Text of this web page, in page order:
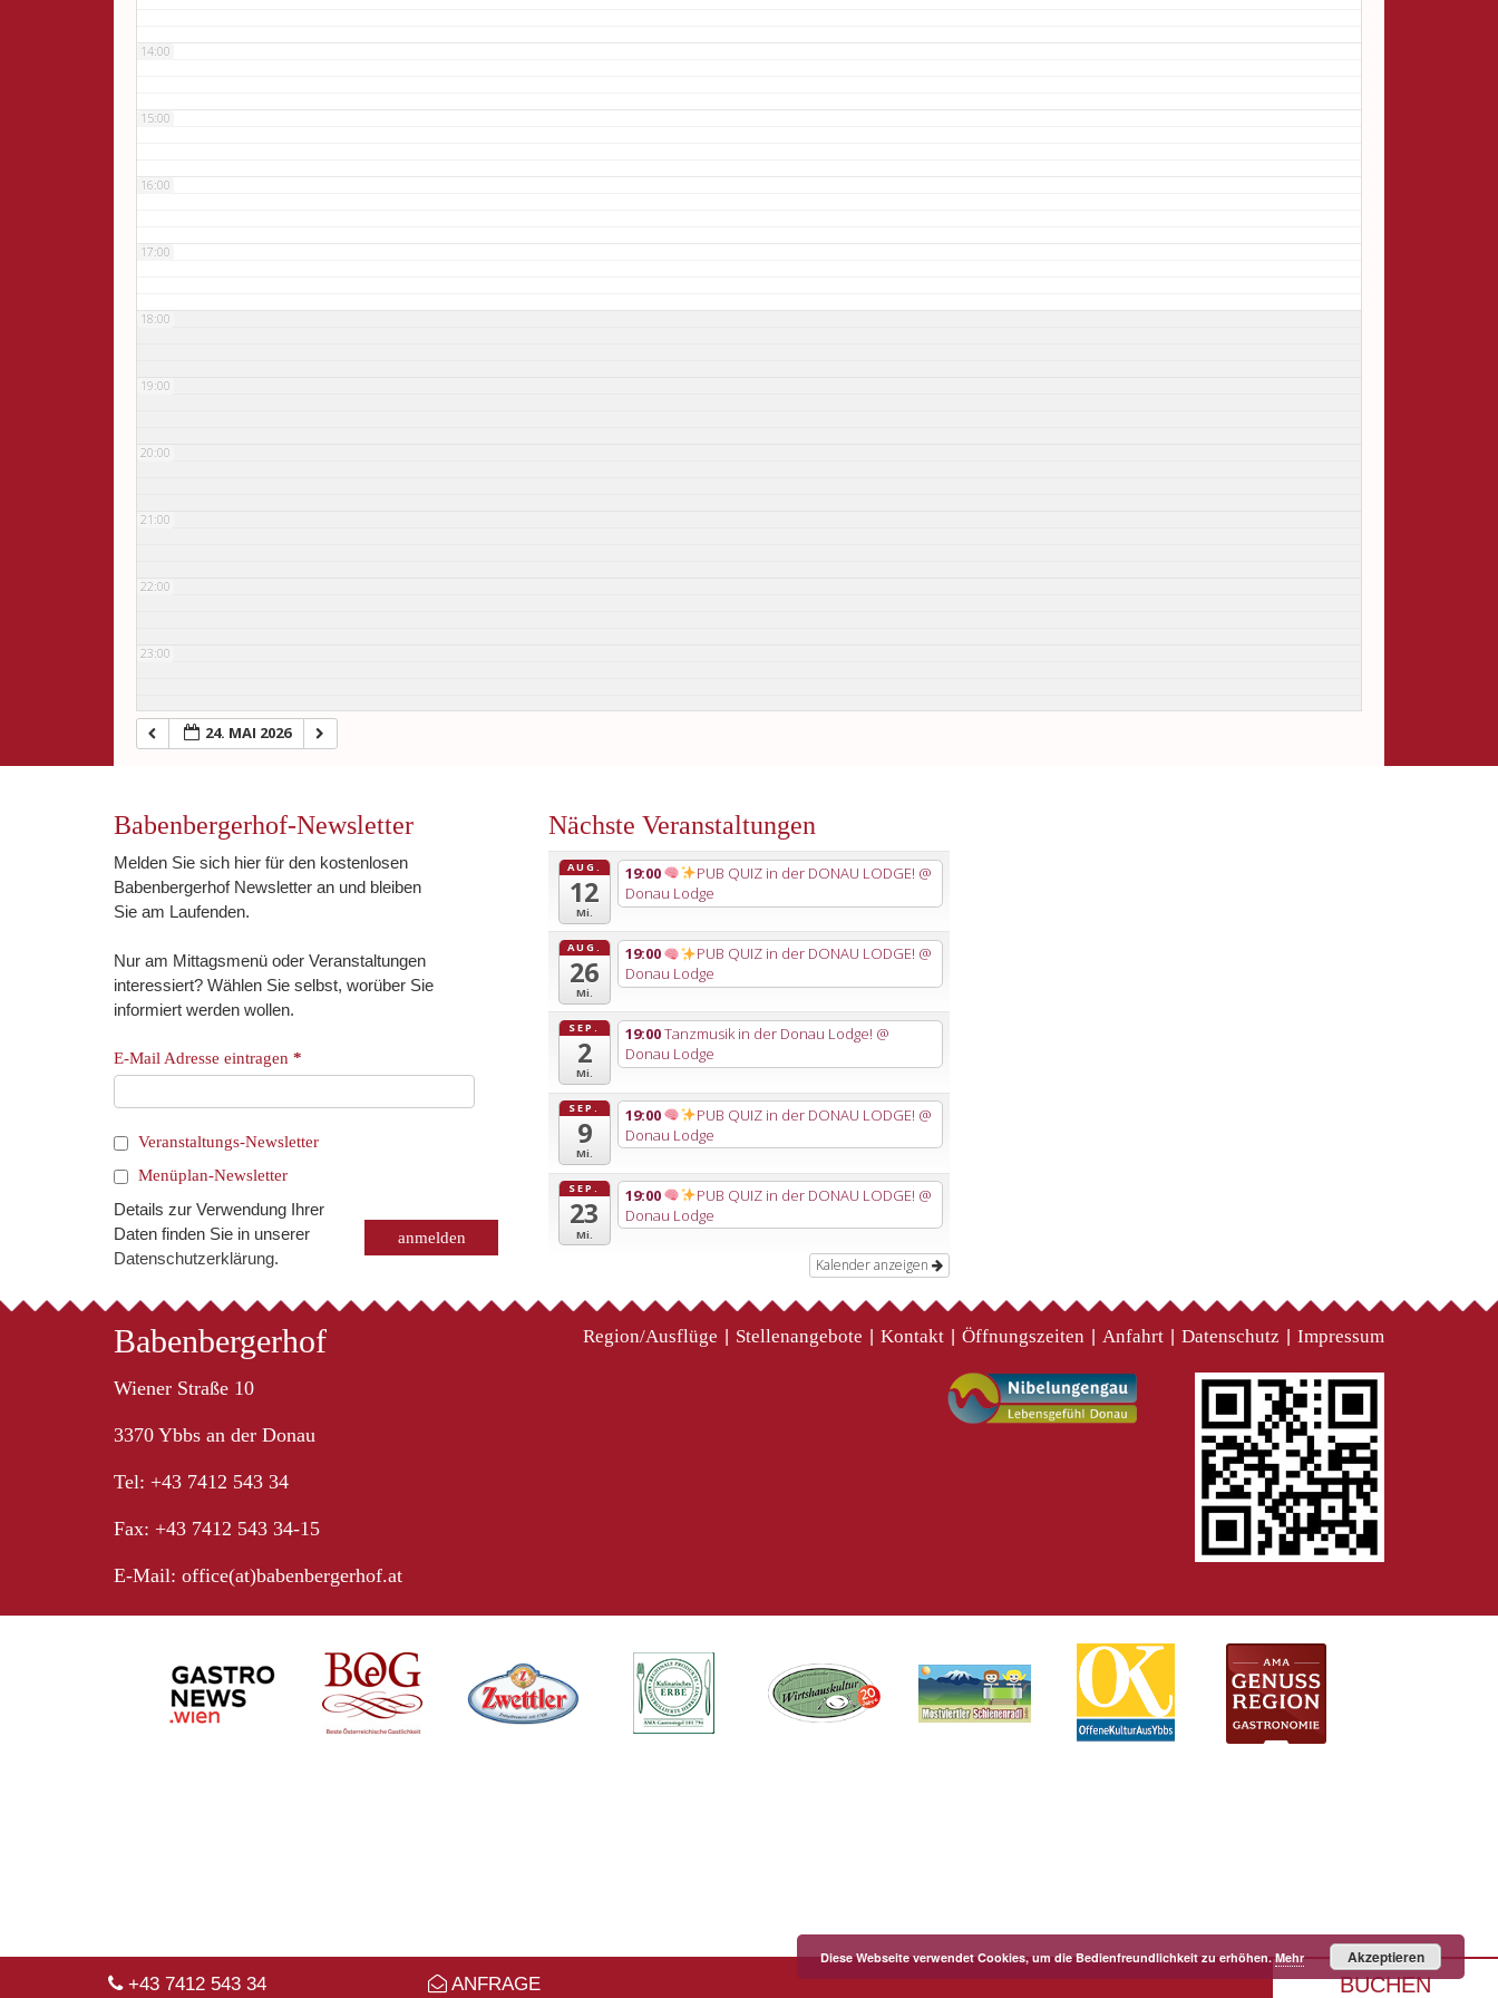
+43 7412 543 34 ANFRAGE BUCHEN
14:00
15:00
16:00
17:00
18:00
19:00
20:00
21:00
22:00
23:00
24. MAI 2026
Babenbergerhof-Newsletter
Melden Sie sich hier für den kostenlosen
Babenbergerhof Newsletter an und bleiben
Sie am Laufenden.
Nur am Mittagsmenü oder Veranstaltungen
interessiert? Wählen Sie selbst, worüber Sie
informiert werden wollen.
E-Mail Adresse eintragen *
Veranstaltungs-Newsletter
Menüplan-Newsletter
Details zur Verwendung Ihrer
Daten finden Sie in unserer
Datenschutzerklärung.
Nächste Veranstaltungen
AUG.
12
Mi.
19:00 PUB QUIZ in der DONAU LODGE! @
Donau Lodge
AUG.
26
Mi.
19:00 PUB QUIZ in der DONAU LODGE! @
Donau Lodge
SEP.
2
Mi.
19:00Tanzmusik in der Donau Lodge! @
Donau Lodge
SEP.
9
Mi.
19:00 PUB QUIZ in der DONAU LODGE! @
Donau Lodge
SEP.
23
Mi.
19:00 PUB QUIZ in der DONAU LODGE! @
Donau Lodge
Kalender anzeigen
Babenbergerhof
Wiener Straße 10
3370 Ybbs an der Donau
Tel: +43 7412 543 34
Fax: +43 7412 543 34-15
E-Mail: office(at)babenbergerhof.at
Region/Ausflüge Stellenangebote Kontakt Öffnungszeiten Anfahrt Datenschutz Impressum
Diese Webseite verwendet Cookies, um die Bedienfreundlichkeit zu erhöhen.Mehr Akzeptieren